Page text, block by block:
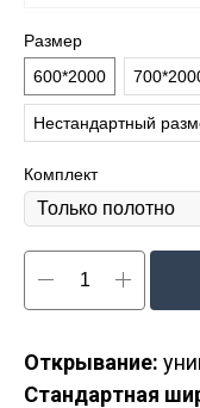
Размер
600*2000
Нестандартный
Комплект
Открывание:
Стандартная